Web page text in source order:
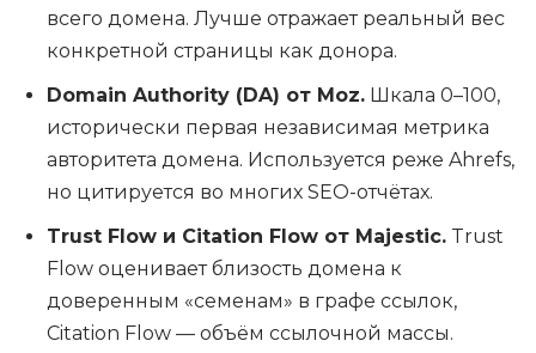
всего домена. Лучше отражает реальный вес
конкретной страницы как донора.
Domain Authority (DA) от Moz. Шкала 0–100,
исторически первая независимая метрика
авторитета домена. Используется реже Ahrefs,
но цитируется во многих SEO-отчётах.
Trust Flow и Citation Flow от Majestic. Trust
Flow оценивает близость домена к
доверенным «семенам» в графе ссылок,
Citation Flow — объём ссылочной массы.